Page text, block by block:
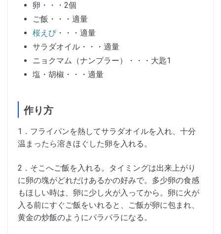
卵・・・2個
ご飯・・・適量
桜えび・・・適量
サラダオイル・・・適量
ニョクマム（ナンプラー）・・・大匙1
塩・胡椒・・・適量
作り方
1．フライパンを熱してサラダオイルを入れ、十分
温まったら溶きほぐした卵を入れる。
2．そこへご飯を入れる。タイミングは出来上がり
に卵の塊がどれだけあるかの好みで。多少卵の食感
もほしい時は、卵に少し火が入ってから。卵に火が
入る前にすぐご飯をいれると、ご飯が卵に包まれ、
黄金の炒飯のようにパラパラになる。